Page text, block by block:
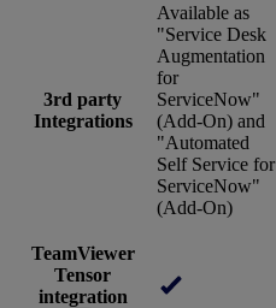
3rd party
Integrations
Available as
"Service Desk
Augmentation
for
ServiceNow"
(Add-On) and
"Automated
Self Service for
ServiceNow"
(Add-On)
TeamViewer
Tensor
integration